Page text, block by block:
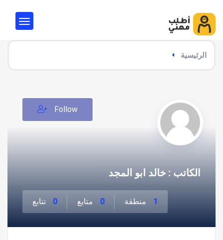
الرئيسية
الكاتب : خالد ابو المجد
1 منطقة 0 متابع 0 تتابع
Follow